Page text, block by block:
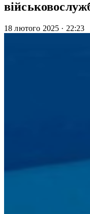
18 лютого 2025 · 22:23